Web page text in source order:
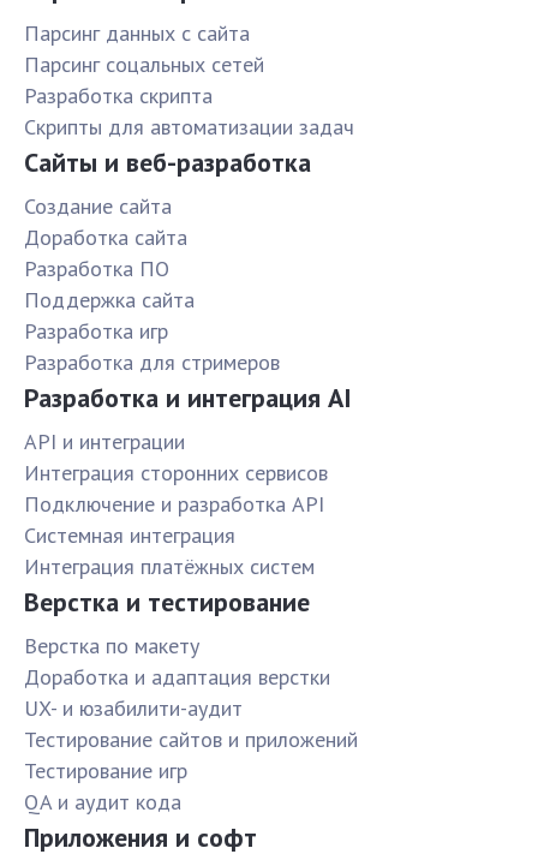
Парсинг данных с сайта
Парсинг соцальных сетей
Разработка скрипта
Скрипты для автоматизации задач
Сайты и веб-разработка
Создание сайта
Доработка сайта
Разработка ПО
Поддержка сайта
Разработка игр
Разработка для стримеров
Разработка и интеграция AI
API и интеграции
Интеграция сторонних сервисов
Подключение и разработка API
Системная интеграция
Интеграция платёжных систем
Верстка и тестирование
Верстка по макету
Доработка и адаптация верстки
UX- и юзабилити-аудит
Тестирование сайтов и приложений
Тестирование игр
QA и аудит кода
Приложения и софт